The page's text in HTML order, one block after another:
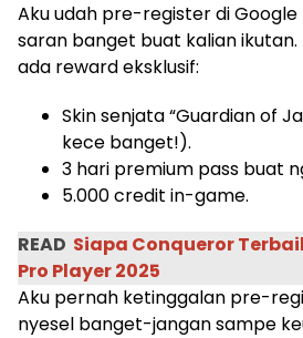
Aku udah pre-register di Google
saran banget buat kalian ikutan.
ada reward eksklusif:
Skin senjata “Guardian of
kece banget!).
3 hari premium pass buat
5.000 credit in-game.
READ Siapa Conqueror
Pro Player 2025
Aku pernah ketinggalan pre-
nyesel banget-jangan sampe